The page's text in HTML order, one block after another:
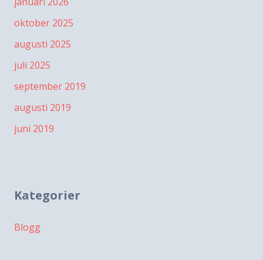
oktober 2025
augusti 2025
juli 2025
september 2019
augusti 2019
juni 2019
Kategorier
Blogg